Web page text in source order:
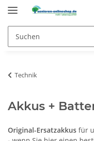
Technik
Akkus +
Original-Ersatzakkus für